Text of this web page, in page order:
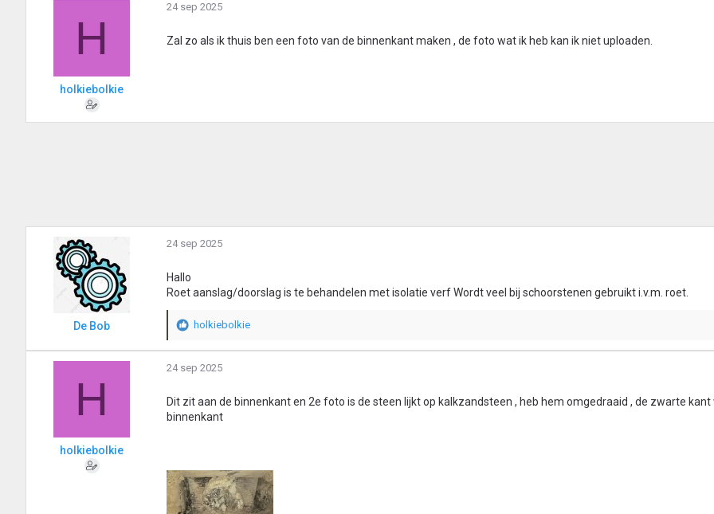
H
holkiebolkie
24 sep 2025
Zal zo als ik thuis ben een foto van de binnenkant maken , de foto wat ik heb kan ik niet uploaden.
De Bob
24 sep 2025
Hallo
Roet aanslag/doorslag is te behandelen met isolatie verf Wordt veel bij schoorstenen gebruikt i.v.m. roet.
W
r
e
r
e
n
holkiebolkie
H
holkiebolkie
24 sep 2025
Dit zit aan de binnenkant en 2e foto is de steen lijkt op kalkzandsteen , heb hem omgedraaid , de zwarte kant
binnenkant